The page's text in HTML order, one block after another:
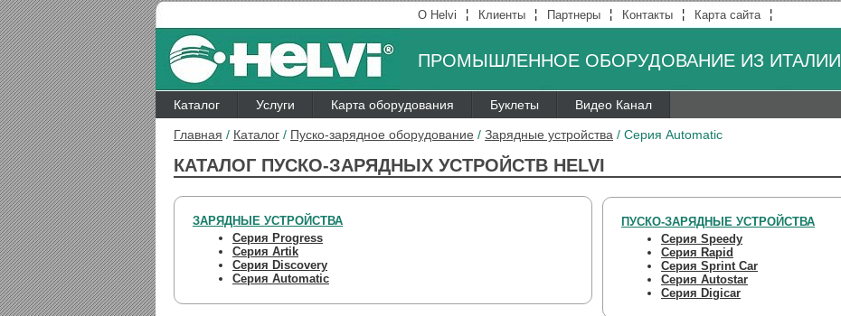
О Helvi ¦ Клиенты ¦ Партнеры ¦ Контакты ¦ Карта сайта ¦
ПРОМЫШЛЕННОЕ ОБОРУДОВАНИЕ ИЗ ИТАЛИИ
Каталог Услуги Карта оборудования Буклеты Видео Канал
Главная / Каталог / Пуско-зарядное оборудование / Зарядные устройства / Серия Automatic
КАТАЛОГ ПУСКО-ЗАРЯДНЫХ УСТРОЙСТВ HELVI
ЗАРЯДНЫЕ УСТРОЙСТВА
Серия Progress
Серия Artik
Серия Discovery
Серия Automatic
ПУСКО-ЗАРЯДНЫЕ УСТРОЙСТВА
Серия Speedy
Серия Rapid
Серия Sprint Car
Серия Autostar
Серия Digicar